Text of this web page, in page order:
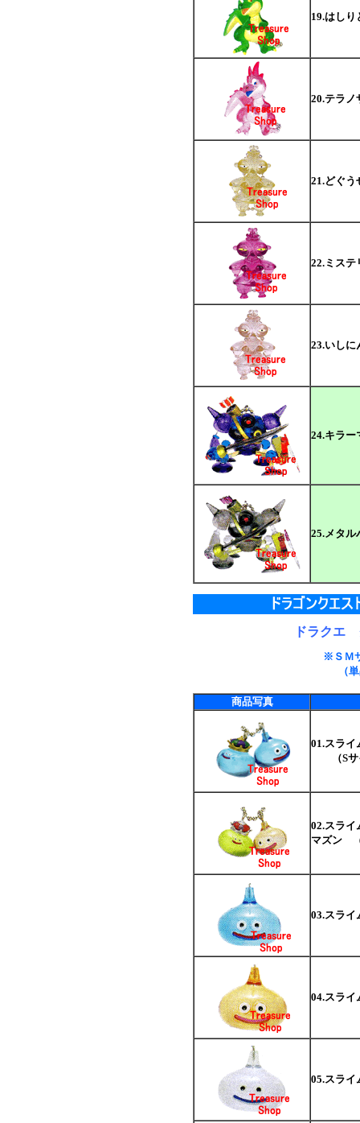
19.はしり
20.テラノ
21.どぐう
22.ミステ
23.いしに
24.キラー
25.メタル
ドラクエ
※ＳＭ
（
商品写真
01.スライ
（Sサ
02.スライ
マズン
03.スライ
04.スライ
05.スラ